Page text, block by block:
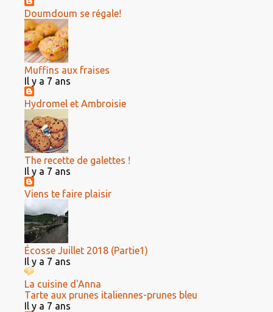
Doumdoum se régale!
Muffins aux fraises
Il y a 7 ans
Hydromel et Ambroisie
The recette de galettes !
Il y a 7 ans
Viens te faire plaisir
Écosse Juillet 2018 (Partie1)
Il y a 7 ans
La cuisine d'Anna
Tarte aux prunes italiennes-prunes bleu
Il y a 7 ans